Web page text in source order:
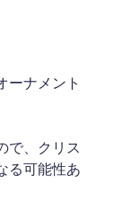
ーナメント
で、クリス
る可能性あ